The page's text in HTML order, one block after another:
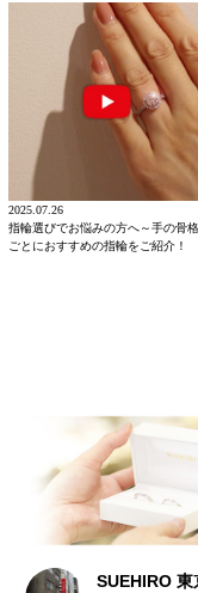
2025.07.26
指輪選びでお悩みの方へ～手の骨格
ごとにおすすめの指輪をご紹介！
SUEHIRO 東